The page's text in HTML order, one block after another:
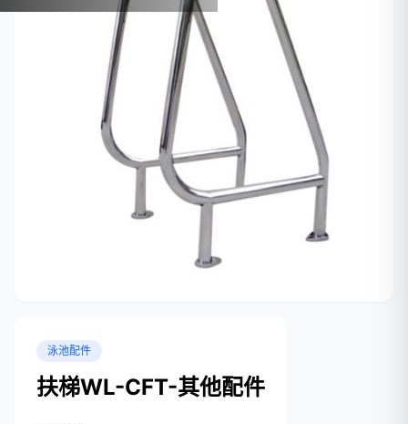
泳池配件
扶梯WL-CFT-其他配件